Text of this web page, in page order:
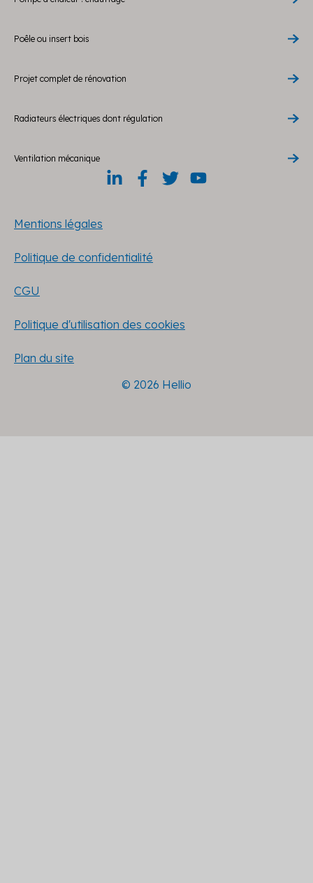
Poêle ou insert bois
Projet complet de rénovation
Radiateurs électriques dont régulation
Ventilation mécanique
Mentions légales
Politique de confidentialité
CGU
Politique d'utilisation des cookies
Plan du site
© 2026 Hellio